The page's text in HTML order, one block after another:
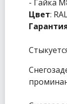
- Гайка
Цвет: